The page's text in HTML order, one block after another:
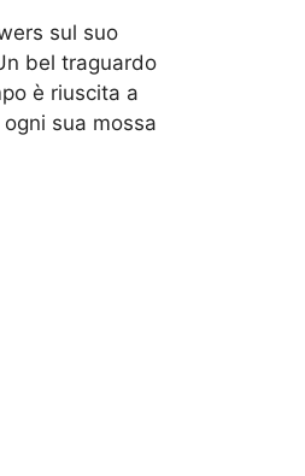
sul suo
bel traguardo
è riuscita a
sua mossa